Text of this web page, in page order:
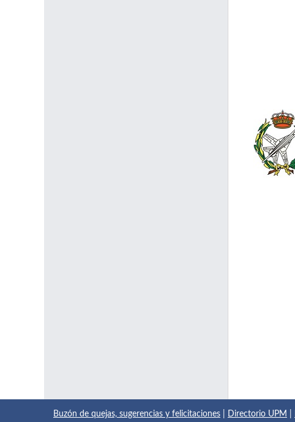
Buzón de quejas, sugerencias y felicitaciones Directorio UPM